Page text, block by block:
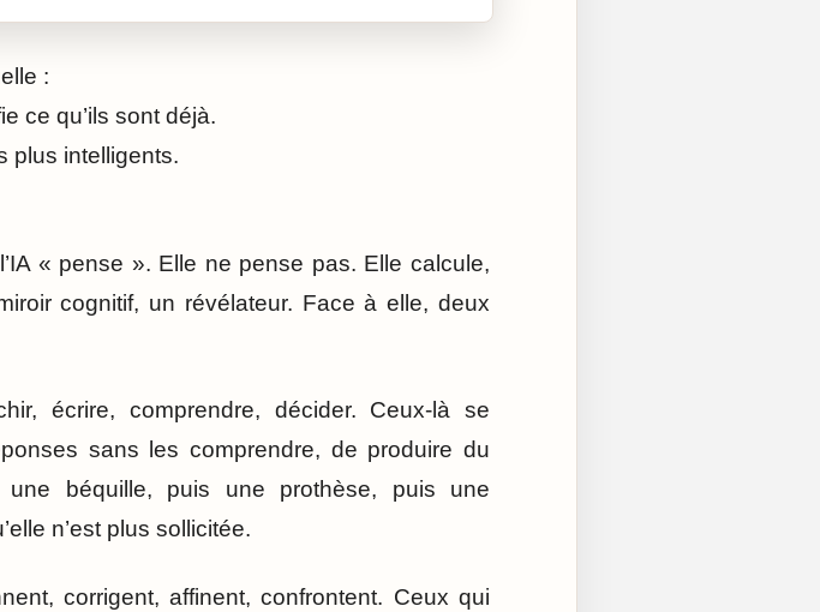
:
ce qu’ils sont déjà.
plus intelligents.
« pense ». Elle ne pense pas. Elle calcule,
cognitif, un révélateur. Face à elle, deux
écrire, comprendre, décider. Ceux-là se
sans les comprendre, de produire du
béquille, puis une prothèse, puis une
n’est plus sollicitée.
corrigent, affinent, confrontent. Ceux qui